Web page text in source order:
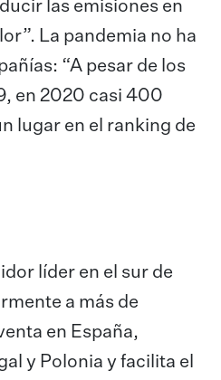
las emisiones en
La pandemia no ha
“A pesar de los
en 2020 casi 400
lugar en el ranking de
líder en el sur de
a más de
en España,
y Polonia y facilita el